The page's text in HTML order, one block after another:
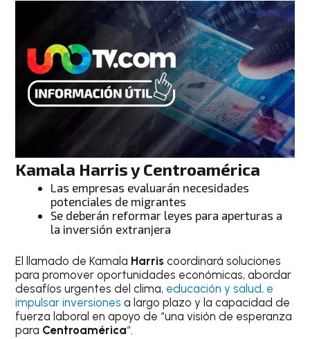
Kamala HarrisyCentroamérica
Las empresas evaluarán necesidades
potenciales de migrantes
Se deberán reformar leyes para aperturas a
la inversión extranjera
El llamado de Kamala Harris coordinará soluciones
para promover oportunidades económicas, abordar
desafíos urgentes del clima, educación y salud, e
impulsar inversiones a largo plazo y la capacidad de
fuerza laboral en apoyo de “una visión de esperanza
para Centroamérica“.